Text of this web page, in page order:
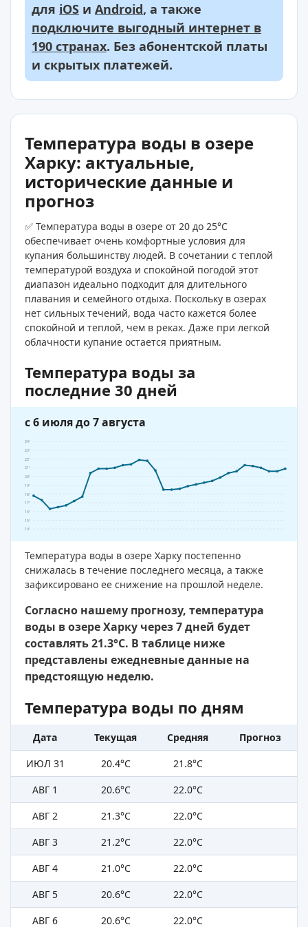
для iOS и Android, а также
подключите выгодный интернет в
190 странах. Без абонентской платы
и скрытых платежей.
Температура воды в озере
Харку: актуальные,
исторические данные и
прогноз
✅ Температура воды в озере от 20 до 25°C
обеспечивает очень комфортные условия для
купания большинству людей. В сочетании с теплой
температурой воздуха и спокойной погодой этот
диапазон идеально подходит для длительного
плавания и семейного отдыха. Поскольку в озерах
нет сильных течений, вода часто кажется более
спокойной и теплой, чем в реках. Даже при легкой
облачности купание остается приятным.
Температура воды за
последние 30 дней
с 6 июля до 7 августа
14°
15°
16°
17°
18°
19°
20°
21°
22°
23°
24°
Температура воды в озере Харку постепенно
снижалась в течение последнего месяца, а также
зафиксировано ее снижение на прошлой неделе.
Согласно нашему прогнозу, температура
воды в озере Харку через 7 дней будет
составлять 21.3°C. В таблице ниже
представлены ежедневные данные на
предстоящую неделю.
Температура воды по дням
Дата Текущая Средняя
Прогноз
ИЮЛ 31
20.4°C
21.8°C
АВГ 1
20.6°C
22.0°C
АВГ 2
21.3°C
22.0°C
АВГ 3
21.2°C
22.0°C
АВГ 4
21.0°C
22.0°C
АВГ 5
20.6°C
22.0°C
АВГ 6
20.6°C 22.0°C